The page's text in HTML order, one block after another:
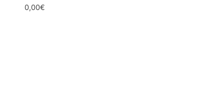
0,00€